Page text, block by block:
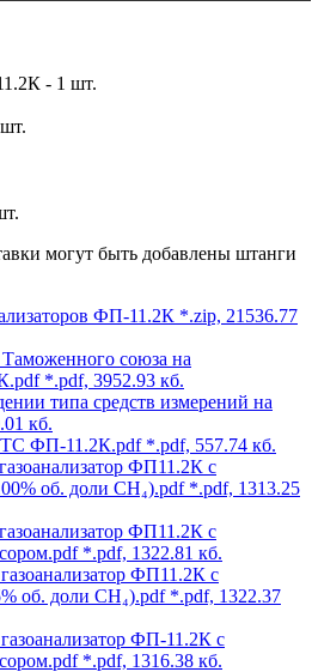
- 1 шт.
могут быть добавлены штанги
ФП-11.2К *.zip, 21536.77
союза на
*.pdf, 3952.93 кб.
типа средств измерений на
кб.
ТС ФП-11.2К.pdf*.pdf, 557.74 кб.
ФП11.2К с
об. доли CH₄).pdf*.pdf, 1313.25
ФП11.2К с
*.pdf, 1322.81 кб.
ФП11.2К с
об. доли CH₄).pdf*.pdf, 1322.37
ФП-11.2К с
*.pdf, 1316.38 кб.